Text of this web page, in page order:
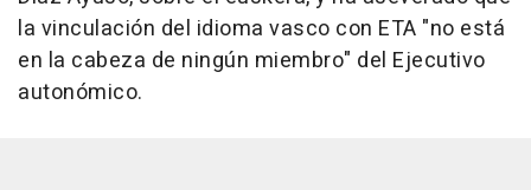
la vinculación del idioma vasco con ETA "no está
en la cabeza de ningún miembro" del Ejecutivo
autonómico.